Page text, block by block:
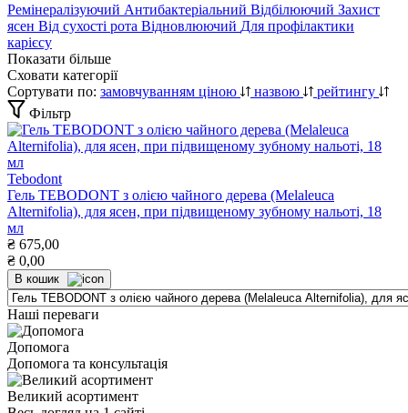
Ремінералізуючий Антибактеріальний Відбілюючий Захист
ясен Від сухості рота Відновлюючий Для профілактики
карієсу
Показати більше
Сховати категорії
Сортувати по: замовчуванням ціною назвою
рейтингу
Фільтр
Tebodont
Гель TEBODONT з олією чайного дерева (Melaleuca
Alternifolia), для ясен, при підвищеному зубному нальоті, 18
мл
₴ 675,00
₴ 0,00
В кошик
Наші переваги
Допомога
Допомога та консультація
Великий асортимент